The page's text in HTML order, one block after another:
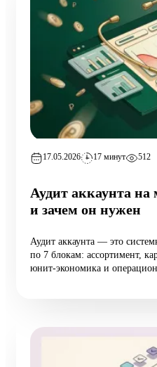
17.05.2026 17 минут 512
Аудит аккаунта на
и зачем он нужен
Аудит аккаунта — это
по 7 блокам: ассортимент,
юнит-экономика и
оборота на 12%.